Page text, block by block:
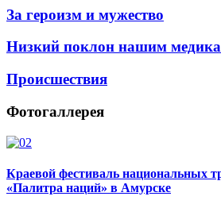
За героизм и мужество
Низкий поклон нашим
Происшествия
Фотогаллерея
Краевой фестиваль национальных
«Палитра наций» в Амурске